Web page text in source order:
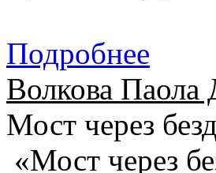
Подробнее
Волкова Паола
Мост через
«Мост через